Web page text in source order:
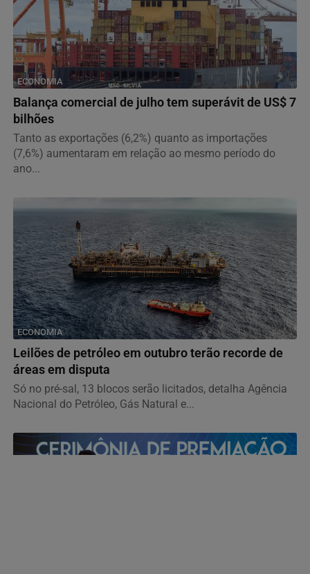
ECONOMIA
Balança comercial de julho tem superávit de US$ 7
bilhões
Tanto as exportações (6,2%) quanto as importações
(7,6%) aumentaram em relação ao mesmo período do
ano...
ECONOMIA
Leilões de petróleo em outubro terão recorde de
áreas em disputa
Só no pré-sal, 13 blocos serão licitados, detalha Agência
Nacional do Petróleo, Gás Natural e...